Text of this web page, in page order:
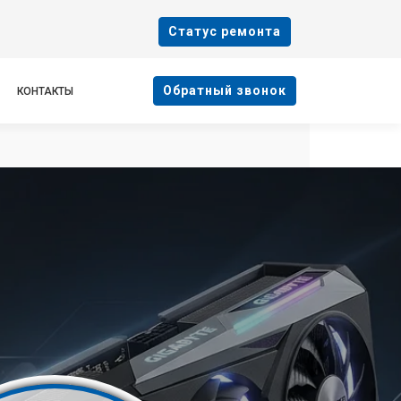
Cтатус ремонта
КОНТАКТЫ Oбратный звонок